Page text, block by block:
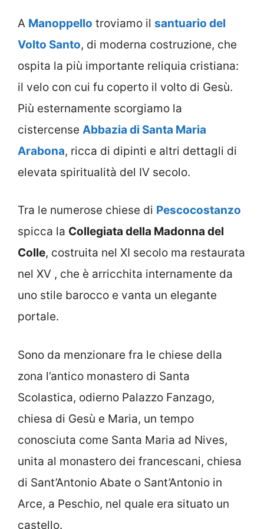
A Manoppello troviamo il santuario del
Volto Santo, di moderna costruzione, che
ospita la più importante reliquia cristiana:
il velo con cui fu coperto il volto di Gesù.
Più esternamente scorgiamo la
cistercense Abbazia di Santa Maria
Arabona, ricca di dipinti e altri dettagli di
elevata spiritualità del IV secolo.
Tra le numerose chiese di Pescocostanzo
spicca la Collegiata della Madonna del
Colle, costruita nel XI secolo ma restaurata
nel XV , che è arricchita internamente da
uno stile barocco e vanta un elegante
portale.
Sono da menzionare fra le chiese della
zona l’antico monastero di Santa
Scolastica, odierno Palazzo Fanzago,
chiesa di Gesù e Maria, un tempo
conosciuta come Santa Maria ad Nives,
unita al monastero dei francescani, chiesa
di Sant’Antonio Abate o Sant’Antonio in
Arce, a Peschio, nel quale era situato un
castello.